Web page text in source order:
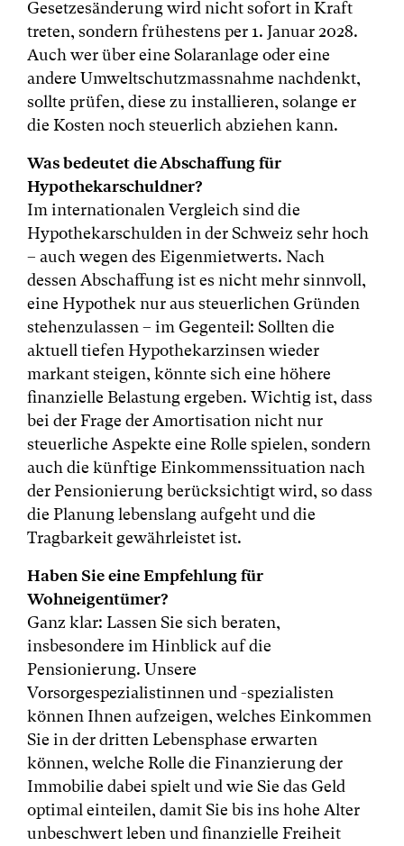
Gesetzesänderung wird nicht sofort in Kraft
treten, sondern frühestens per 1. Januar 2028.
Auch wer über eine Solaranlage oder eine
andere Umweltschutzmassnahme nachdenkt,
sollte prüfen, diese zu installieren, solange er
die Kosten noch steuerlich abziehen kann.
Was bedeutet die Abschaffung für
Hypothekarschuldner?
Im internationalen Vergleich sind die
Hypothekarschulden in der Schweiz sehr hoch
– auch wegen des Eigenmietwerts. Nach
dessen Abschaffung ist es nicht mehr sinnvoll,
eine Hypothek nur aus steuerlichen Gründen
stehenzulassen – im Gegenteil: Sollten die
aktuell tiefen Hypothekarzinsen wieder
markant steigen, könnte sich eine höhere
finanzielle Belastung ergeben. Wichtig ist, dass
bei der Frage der Amortisation nicht nur
steuerliche Aspekte eine Rolle spielen, sondern
auch die künftige Einkommenssituation nach
der Pensionierung berücksichtigt wird, so dass
die Planung lebenslang aufgeht und die
Tragbarkeit gewährleistet ist.
Haben Sie eine Empfehlung für
Wohneigentümer?
Ganz klar: Lassen Sie sich beraten,
insbesondere im Hinblick auf die
Pensionierung. Unsere
Vorsorgespezialistinnen und -spezialisten
können Ihnen aufzeigen, welches Einkommen
Sie in der dritten Lebensphase erwarten
können, welche Rolle die Finanzierung der
Immobilie dabei spielt und wie Sie das Geld
optimal einteilen, damit Sie bis ins hohe Alter
unbeschwert leben und finanzielle Freiheit